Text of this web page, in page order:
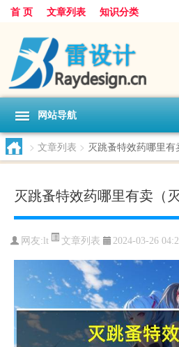
首 页 文章列表 知识分类
网站导航
> 文章列表 > 灭跳蚤特效药哪里有
灭跳蚤特效药哪里有卖（
网友: lt 文章列表 2024-03-26